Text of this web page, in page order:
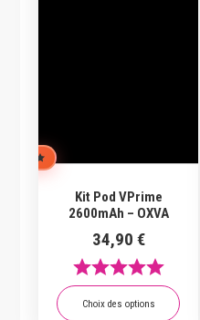
Kit Pod VPrime
2600mAh – OXVA
34,90 €
Choix des options